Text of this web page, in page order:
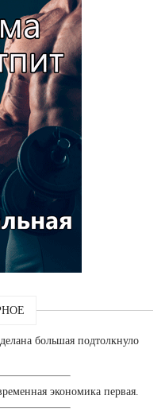
большая подтолкнуло
экономика первая.